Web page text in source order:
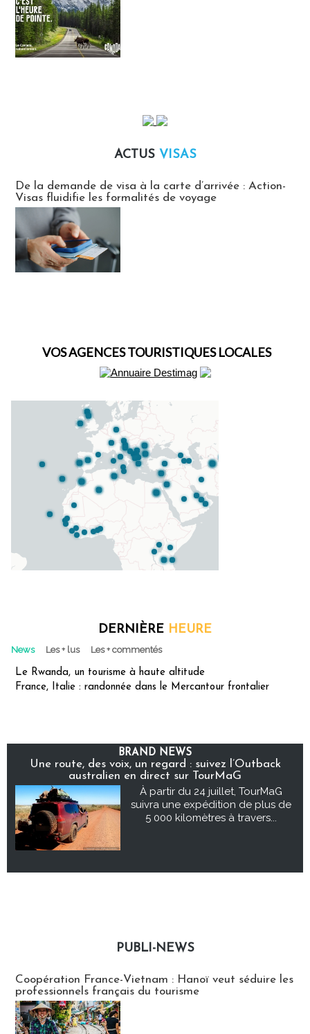
ACTUS VISAS
De la demande de visa à la carte d’arrivée : Action-
Visas fluidifie les formalités de voyage
VOS AGENCES TOURISTIQUES LOCALES
DERNIÈRE HEURE
News Les + lus Les + commentés
Le Rwanda, un tourisme à haute altitude
France, Italie : randonnée dans le Mercantour frontalier
BRAND NEWS
Une route, des voix, un regard : suivez l’Outback
australien en direct sur TourMaG
À partir du 24 juillet, TourMaG
suivra une expédition de plus de
5 000 kilomètres à travers...
PUBLI-NEWS
Coopération France-Vietnam : Hanoï veut séduire les
professionnels français du tourisme